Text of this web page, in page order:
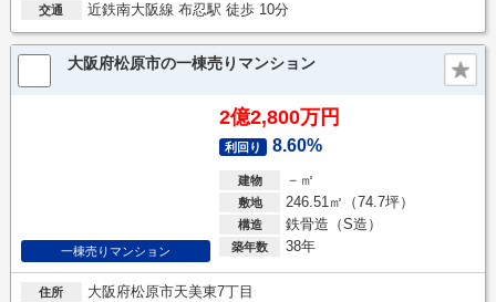
交通 近鉄南大阪線 布忍駅 徒歩 10分
大阪府松原市の一棟売りマンション
一棟売りマンション
2億2,800万円
利回り 8.60%
建物 －㎡
敷地 246.51㎡（74.7坪）
構造 鉄骨造（S造）
築年数 38年
住所 大阪府松原市天美東7丁目